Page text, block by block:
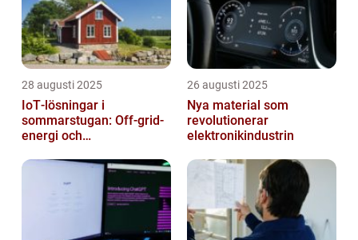
28 augusti 2025
IoT‑lösningar i
sommarstugan: Off‑grid-
energi och
26 augusti 2025
Nya material som
revolutionerar
elektronikindustrin